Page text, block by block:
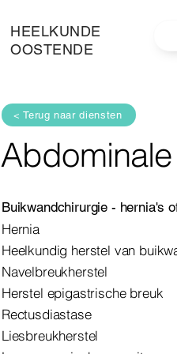
HEELKUNDE
OOSTENDE
< Terug naar diensten
Buikwandchirurgie - hernia's
Hernia
Heelkundig herstel van
Navelbreukherstel
Herstel epigastrische breuk
Rectusdiastase
Liesbreukherstel